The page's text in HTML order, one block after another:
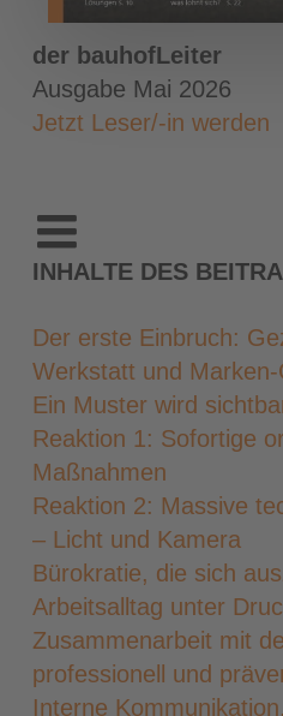
der bauhofLeiter
Ausgabe Mai 2026
Jetzt Leser/-in werden
INHALTE DES
Der erste Einbruch:
Werkstatt und
Ein Muster wird
Reaktion 1: Sofortige
Maßnahmen
Reaktion 2: Massive
– Licht und Kamera
Bürokratie, die sich
Arbeitsalltag unter
Zusammenarbeit mit
professionell und
Interne